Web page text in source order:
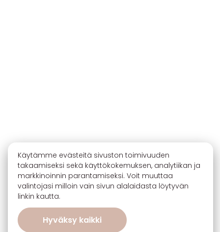
Käytämme evästeitä sivuston toimivuuden
takaamiseksi sekä käyttökokemuksen, analytiikan ja
markkinoinnin parantamiseksi. Voit muuttaa
valintojasi milloin vain sivun alalaidasta löytyvän
linkin kautta.
Hyväksy kaikki